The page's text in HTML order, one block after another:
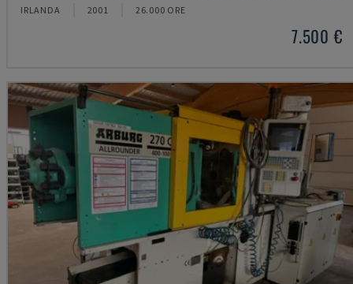
IRLANDA 2001 26.000 ORE
7.500 €